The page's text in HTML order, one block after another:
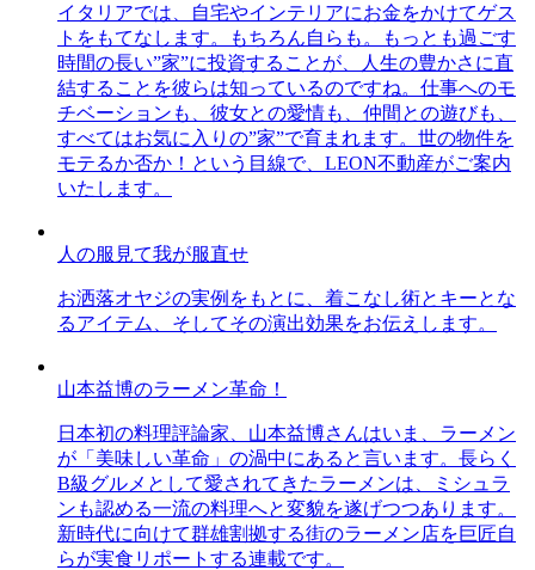
イタリアでは、自宅やインテリアにお金をかけてゲス
トをもてなします。もちろん自らも。もっとも過ごす
時間の長い”家”に投資することが、人生の豊かさに直
結することを彼らは知っているのですね。仕事へのモ
チベーションも、彼女との愛情も、仲間との遊びも、
すべてはお気に入りの”家”で育まれます。世の物件を
モテるか否か！という目線で、LEON不動産がご案内
いたします。
人の服見て我が服直せ
お洒落オヤジの実例をもとに、着こなし術とキーとな
るアイテム、そしてその演出効果をお伝えします。
山本益博のラーメン革命！
日本初の料理評論家、山本益博さんはいま、ラーメン
が「美味しい革命」の渦中にあると言います。長らく
B級グルメとして愛されてきたラーメンは、ミシュラ
ンも認める一流の料理へと変貌を遂げつつあります。
新時代に向けて群雄割拠する街のラーメン店を巨匠自
らが実食リポートする連載です。